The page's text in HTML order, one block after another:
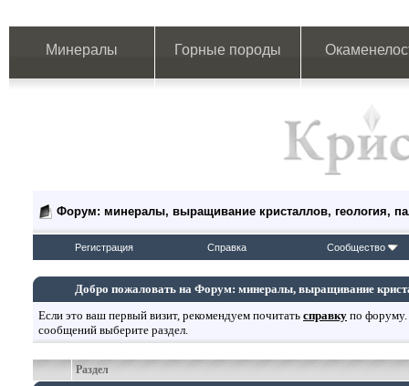
Минералы Горные породы
Форум: минералы, выращивание кристаллов, геология,
Регистрация Справка Сообщество
Добро пожаловать на Форум: минералы, выращивание
Если это ваш первый визит, рекомендуем почитать справку по
сообщений выберите раздел.
Раздел